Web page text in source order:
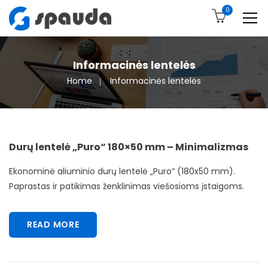
0
Informacinės lentelės
Home Informacinės lentelės
Durų lentelė „Puro“ 180×50 mm – Minimalizmas
Ekonominė aliuminio durų lentelė „Puro“ (180x50 mm).
Paprastas ir patikimas ženklinimas viešosioms įstaigoms.
READ MORE